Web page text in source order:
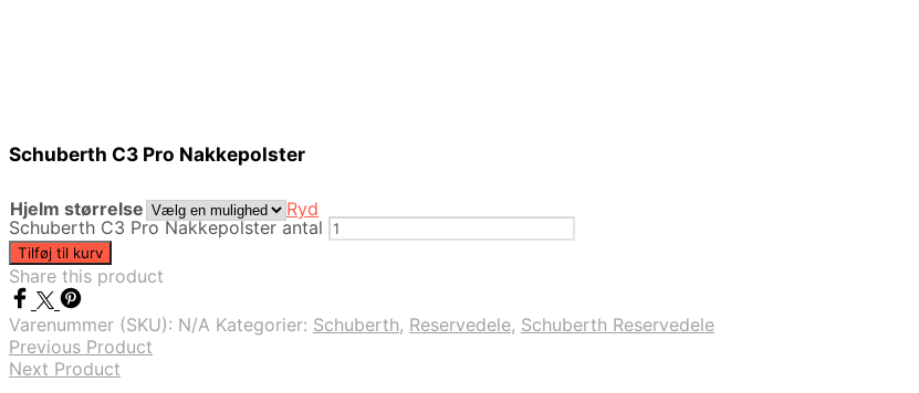
Schuberth C3 Pro Nakkepolster
Hjelm størrelse
Ryd
Schuberth C3 Pro Nakkepolster antal
Tilføj til kurv
Share this product
Varenummer (SKU): N/A Kategorier: Schuberth, Reservedele, Schuberth Reservedele
Previous Product
Next Product